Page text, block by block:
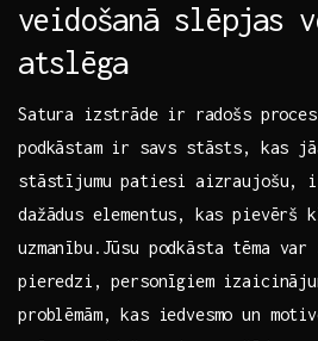
veidošanā slēpjas
atslēga
Satura‍ izstrāde⁣ ir radošs
podkāstam ir ⁣savs stāsts,‌ kas
stāstījumu‌ patiesi
dažādus elementus, ⁢kas pievērš
uzmanību.Jūsu podkāsta tēma
pieredzi, personīgiem
problēmām, kas iedvesmo un